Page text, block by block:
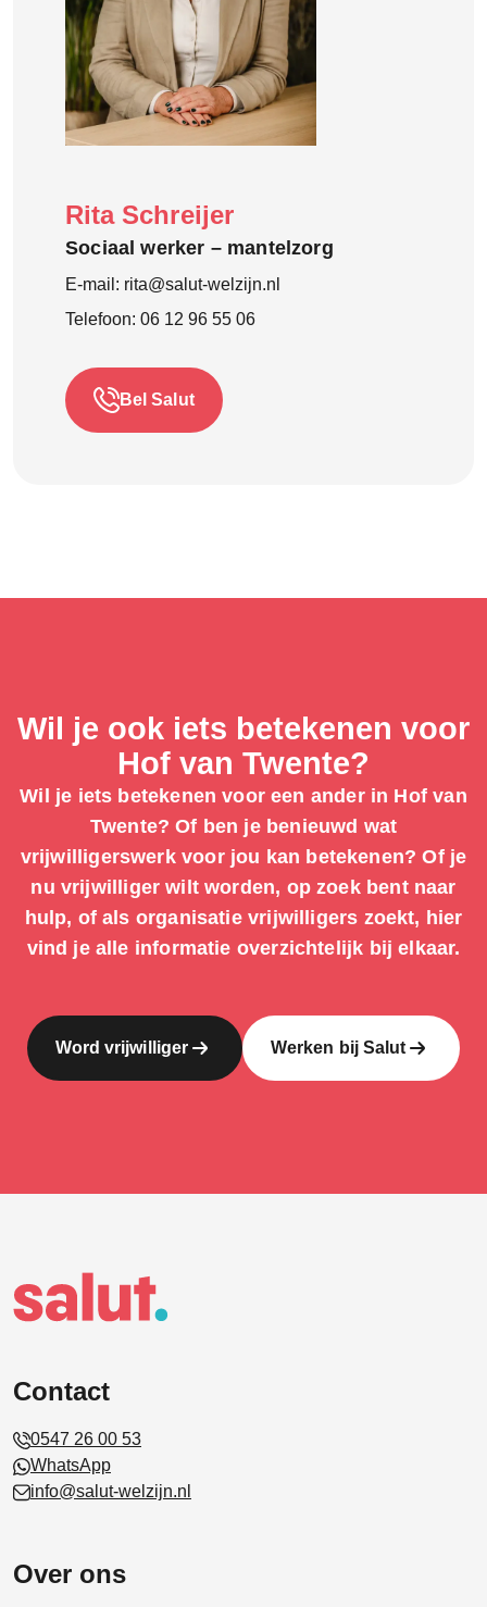
Rita Schreijer
Sociaal werker – mantelzorg
E-mail: rita@salut-welzijn.nl
Telefoon: 06 12 96 55 06
Bel Salut
Wil je ook iets betekenen voor
Hof van Twente?
Wil je iets betekenen voor een ander in Hof van
Twente? Of ben je benieuwd wat
vrijwilligerswerk voor jou kan betekenen? Of je
nu vrijwilliger wilt worden, op zoek bent naar
hulp, of als organisatie vrijwilligers zoekt, hier
vind je alle informatie overzichtelijk bij elkaar.
Word vrijwilliger Werken bij Salut
Contact
0547 26 00 53
WhatsApp
info@salut-welzijn.nl
Over ons